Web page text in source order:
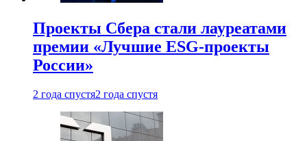
Проекты Сбера стали лауреатами
премии «Лучшие ESG-проекты
России»
2 года спустя2 года спустя